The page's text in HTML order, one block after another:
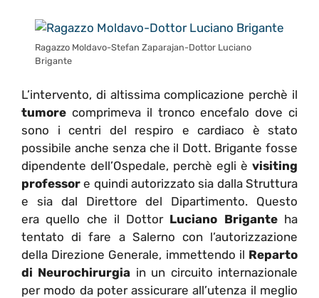
Ragazzo Moldavo-Stefan Zaparajan-Dottor Luciano
Brigante
L’intervento, di altissima complicazione perchè il
tumore comprimeva il tronco encefalo dove ci
sono i centri del respiro e cardiaco è stato
possibile anche senza che il Dott. Brigante fosse
dipendente dell’Ospedale, perchè egli è visiting
professor e quindi autorizzato sia dalla Struttura
e sia dal Direttore del Dipartimento. Questo
era quello che il Dottor Luciano Briganteha
tentato di fare a Salerno con l’autorizzazione
della Direzione Generale, immettendo il Reparto
di Neurochirurgia in un circuito internazionale
per modo da poter assicurare all’utenza il meglio